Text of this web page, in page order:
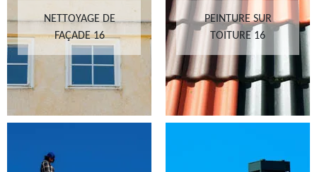
NETTOYAGE DE
FAÇADE 16
PEINTURE SUR
TOITURE 16